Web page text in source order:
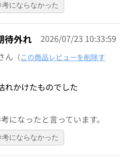
考にならなかった
待外れ
2026/07/23 10:33:59
ん （この商品レビューを削除す
れかけたものでした
になったと言っています。
考にならなかった